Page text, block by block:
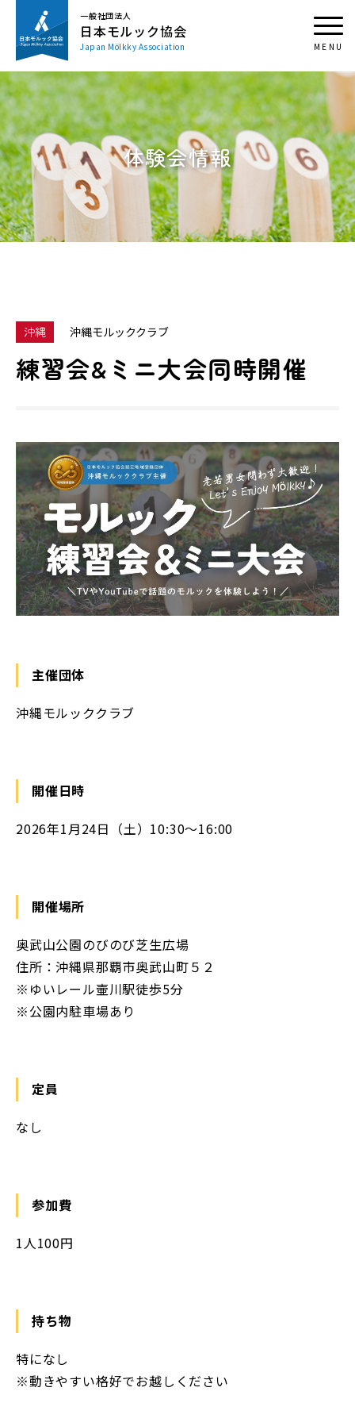
一般社団法人
日本モルック協会
Japan Mölkky Association
体験会情報
沖縄 沖縄モルッククラブ
練習会&ミニ大会同時開催
主催団体
沖縄モルッククラブ
開催日時
2026年1月24日（土）10:30～16:00
開催場所
奥武山公園のびのび芝生広場
住所：沖縄県那覇市奥武山町５２
※ゆいレール壷川駅徒歩5分
※公園内駐車場あり
定員
なし
参加費
1人100円
持ち物
特になし
※動きやすい格好でお越しください